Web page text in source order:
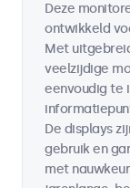
Deze
ontwikkeld
Met
veelzijdige
eenvoudig te
De displays
gebruik en
met